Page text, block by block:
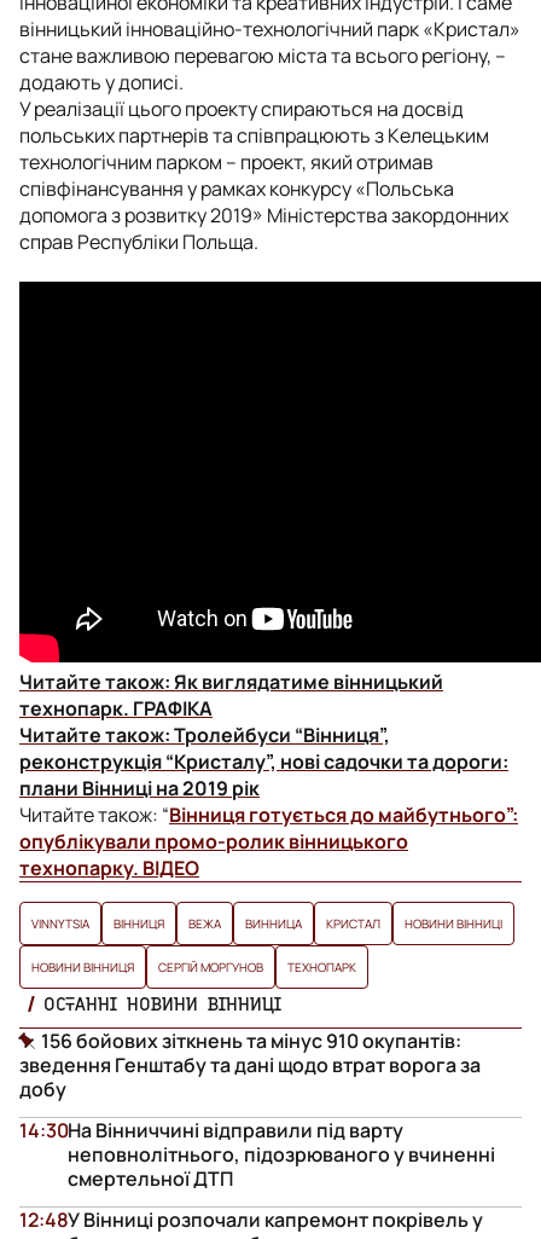
вінницький інноваційно-технологічний парк «Кристал»
стане важливою перевагою міста та всього регіону, –
додають у дописі.
У реалізації цього проекту спираються на досвід
польських партнерів та співпрацюють з Келецьким
технологічним парком – проект, який отримав
співфінансування у рамках конкурсу «Польська
допомога з розвитку 2019» Міністерства закордонних
справ Республіки Польща.
Читайте також:Як виглядатиме вінницький
технопарк. ГРАФІКА
Читайте також:Тролейбуси “Вінниця”,
реконструкція “Кристалу”, нові садочки та дороги:
плани Вінниці на 2019 рік
Читайте також: “Вінниця готується до майбутнього”:
опублікували промо-ролик вінницького
технопарку. ВІДЕО
VINNYTSIA ВІННИЦЯ ВЕЖА ВИННИЦА КРИСТАЛ НОВИНИ ВІННИЦІ
НОВИНИ ВІННИЦЯ СЕРГІЙ МОРГУНОВ ТЕХНОПАРК
ОСТАННІ НОВИНИ ВІННИЦІ
156 бойових зіткнень та мінус 910 окупантів:
зведення Генштабу та дані щодо втрат ворога за
добу
На Вінниччині відправили під варту
неповнолітнього, підозрюваного у вчиненні
смертельної ДТП
14:30
У Вінниці розпочали капремонт покрівель у
12:48